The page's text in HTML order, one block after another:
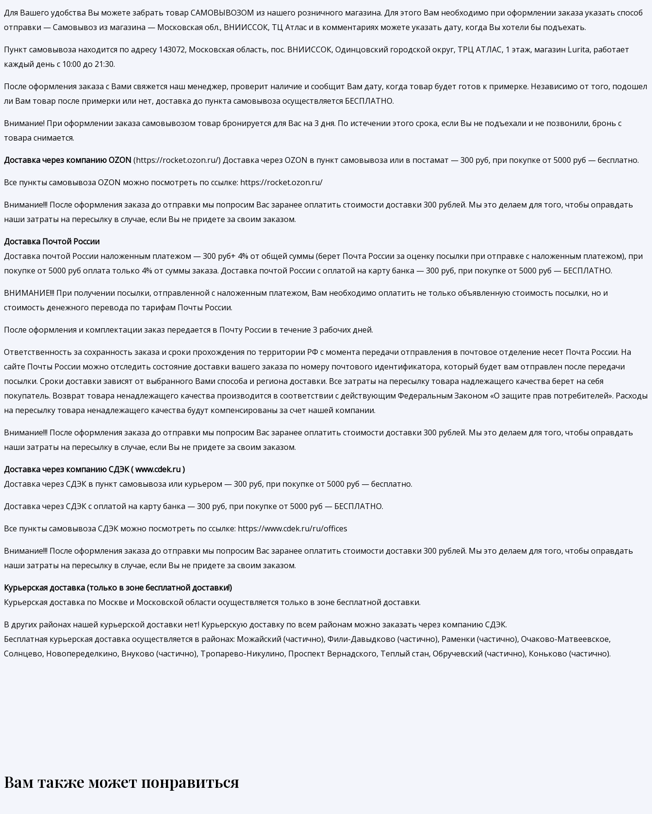
Для Вашего удобства Вы можете забрать товар САМОВЫВОЗОМ из нашего розничного магазина. Для этого Вам необходимо при оформлении заказа указать способ
отправки — Самовывоз из магазина — Московская обл., ВНИИССОК, ТЦ Атлас и в комментариях можете указать дату, когда Вы хотели бы подъехать.
Пункт самовывоза находится по адресу 143072, Московская область, пос. ВНИИССОК, Одинцовский городской округ, ТРЦ АТЛАС, 1 этаж, магазин Lurita, работает
каждый день с 10:00 до 21:30.
После оформления заказа с Вами свяжется наш менеджер, проверит наличие и сообщит Вам дату, когда товар будет готов к примерке. Независимо от того, подошел
ли Вам товар после примерки или нет, доставка до пункта самовывоза осуществляется БЕСПЛАТНО.
Внимание! При оформлении заказа самовывозом товар бронируется для Вас на 3 дня. По истечении этого срока, если Вы не подъехали и не позвонили, бронь с
товара снимается.
Доставка через компанию OZON (https://rocket.ozon.ru/) Доставка через OZON в пункт самовывоза или в постамат — 300 руб, при покупке от 5000 руб — бесплатно.
Все пункты самовывоза OZON можно посмотреть по ссылке: https://rocket.ozon.ru/
Внимание!!! После оформления заказа до отправки мы попросим Вас заранее оплатить стоимости доставки 300 рублей. Мы это делаем для того, чтобы оправдать
наши затраты на пересылку в случае, если Вы не придете за своим заказом.
Доставка Почтой России
Доставка почтой России наложенным платежом — 300 руб+ 4% от общей суммы (берет Почта России за оценку посылки при отправке с наложенным платежом), при
покупке от 5000 руб оплата только 4% от суммы заказа. Доставка почтой России с оплатой на карту банка — 300 руб, при покупке от 5000 руб — БЕСПЛАТНО.
ВНИМАНИЕ!!! При получении посылки, отправленной с наложенным платежом, Вам необходимо оплатить не только объявленную стоимость посылки, но и
стоимость денежного перевода по тарифам Почты России.
После оформления и комплектации заказ передается в Почту России в течение 3 рабочих дней.
Ответственность за сохранность заказа и сроки прохождения по территории РФ с момента передачи отправления в почтовое отделение несет Почта России. На
сайте Почты России можно отследить состояние доставки вашего заказа по номеру почтового идентификатора, который будет вам отправлен после передачи
посылки. Сроки доставки зависят от выбранного Вами способа и региона доставки. Все затраты на пересылку товара надлежащего качества берет на себя
покупатель. Возврат товара ненадлежащего качества производится в соответствии с действующим Федеральным Законом «О защите прав потребителей». Расходы
на пересылку товара ненадлежащего качества будут компенсированы за счет нашей компании.
Внимание!!! После оформления заказа до отправки мы попросим Вас заранее оплатить стоимости доставки 300 рублей. Мы это делаем для того, чтобы оправдать
наши затраты на пересылку в случае, если Вы не придете за своим заказом.
Доставка через компанию СДЭК ( www.cdek.ru )
Доставка через СДЭК в пункт самовывоза или курьером — 300 руб, при покупке от 5000 руб — бесплатно.
Доставка через СДЭК с оплатой на карту банка — 300 руб, при покупке от 5000 руб — БЕСПЛАТНО.
Все пункты самовывоза СДЭК можно посмотреть по ссылке: https://www.cdek.ru/ru/offices
Внимание!!! После оформления заказа до отправки мы попросим Вас заранее оплатить стоимости доставки 300 рублей. Мы это делаем для того, чтобы оправдать
наши затраты на пересылку в случае, если Вы не придете за своим заказом.
Курьерская доставка (только в зоне бесплатной доставки!)
Курьерская доставка по Москве и Московской области осуществляется только в зоне бесплатной доставки.
В других районах нашей курьерской доставки нет! Курьерскую доставку по всем районам можно заказать через компанию СДЭК.
Бесплатная курьерская доставка осуществляется в районах: Можайский (частично), Фили-Давыдково (частично), Раменки (частично), Очаково-Матвеевское,
Солнцево, Новопеределкино, Внуково (частично), Тропарево-Никулино, Проспект Вернадского, Теплый стан, Обручевский (частично), Коньково (частично).
Вам также может понравиться